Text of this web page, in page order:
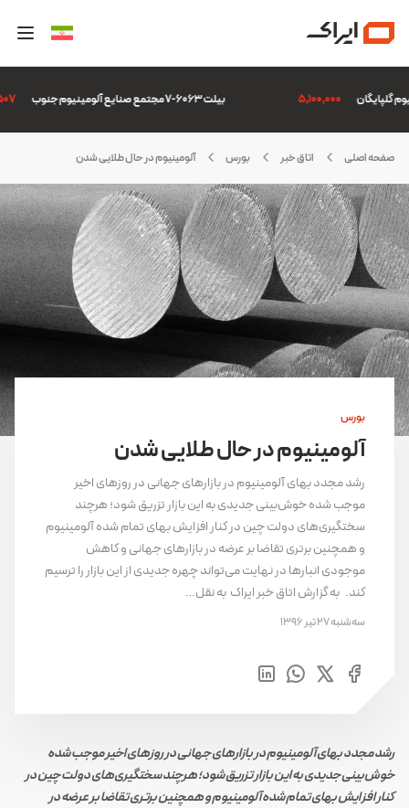
5,100,000
صفحه اصلی اتاق خبر بورس آلومینیوم در حال طلایی شدن
بورس
آلومینیوم در حال طلایی شدن
رشد مجدد بهای آلومینیوم در بازارهای جهانی در روزهای اخیر
موجب شده خوش‌بینی جدیدی به این بازار تزریق شود؛ هرچند
سختگیری‌های دولت چین در کنار افزایش بهای تمام شده آلومینیوم
و همچنین برتری تقاضا بر عرضه در بازارهای جهانی و کاهش
موجودی انبارها در نهایت می‌تواند چهره جدیدی از این بازار را ترسیم
کند. به گزارش اتاق خبر ایراک به نقل…
سه‌شنبه 27 تیر 1396
رشد مجدد بهای آلومینیوم در بازارهای جهانی در روزهای اخیر موجب شده
خوش‌بینی جدیدی به این بازار تزریق شود؛ هرچند سختگیری‌های دولت چین در
کنار افزایش بهای تمام شده آلومینیوم و همچنین برتری تقاضا بر عرضه در